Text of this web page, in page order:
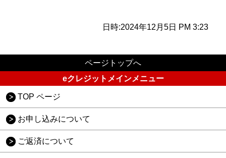
日時:2024年12月5日 PM 3:23
ページトップへ
eクレジットメインメニュー
TOP ページ
お申し込みについて
ご返済について